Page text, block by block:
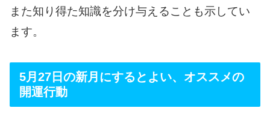
また知り得た知識を分け与えることも示してい
ます。
5月27日の新月にするとよい、オススメの
開運行動